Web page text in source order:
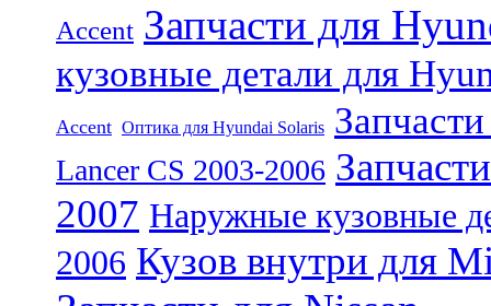
Accent Запчасти для
кузовные детали для
Accent Оптика для Hyundai Solaris
Lancer CS 2003-2006
2007 Наружные кузовные
2006 Кузов внутри для